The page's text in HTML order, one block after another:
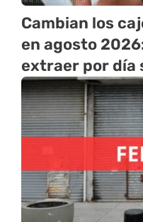
Cambian los
en agosto
extraer por día